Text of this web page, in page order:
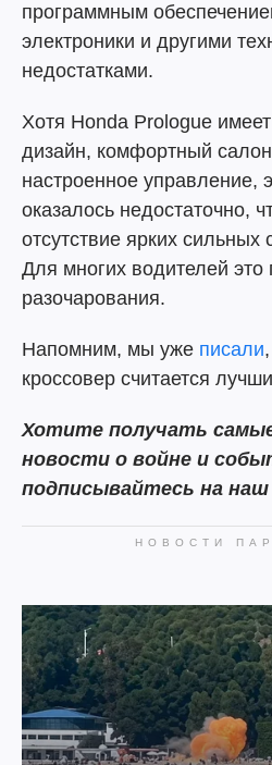
программным
электроники и другими
недостатками.
Хотя Honda Prologue
дизайн, комфортный
настроенное управление,
оказалось недостаточно,
отсутствие ярких сильных
Для многих водителей
разочарования.
Напомним, мы уже писали
кроссовер считается
Хотите получать
новости о войне и
подписывайтесь на наш